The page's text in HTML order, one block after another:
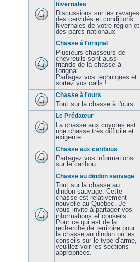
hivernales
Discussions sur les ravages
des cervidés et conditions
hivernales de votre région et
des parcs nationaux
Chasse à l'orignal
Plusieurs chasseurs de
chevreuils sont aussi
friands de la chasse à
l'orignal.
Partagez vos techniques et
sortez vos calls !
Chasse à l'ours
Tout sur la chasse à l'ours
Le Prédateur
La chasse aux coyotes est
une chasse très difficile et
exigente.
Chasse aux caribous
Partagez vos informations
sur le caribou.
Chasse au dindon sauvage
Tout sur la chasse au
dindon sauvage. Cette
chasse est relativement
nouvelle au Québec. Je
vous invite à partager vos
informations et conseils.
Pour ce qui est de la
recherche de territoire pour
la chasse au dindon ou les
conseils sur le type d'arme,
veuillez voir les sections
appropriées.